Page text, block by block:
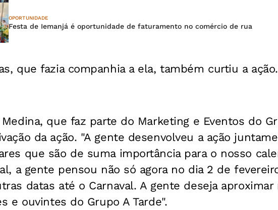
OPORTUNIDADE
Festa de Iemanjá é oportunidade de faturamento no comércio de rua
que fazia companhia a ela, também curtiu a
que faz parte do Marketing e Eventos do
da ação. "A gente desenvolveu a ação
que são de suma importância para o nosso
a gente pensou não só agora no dia 2 de
datas até o Carnaval. A gente deseja
e ouvintes do Grupo A Tarde".